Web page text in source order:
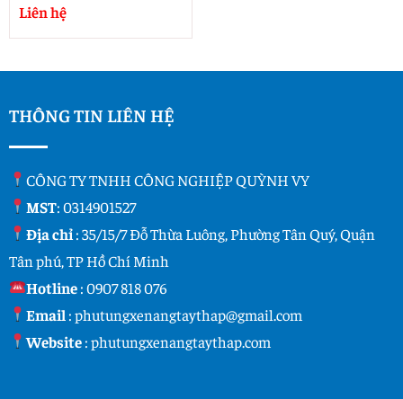
Liên hệ
THÔNG TIN LIÊN HỆ
CÔNG TY TNHH CÔNG NGHIỆP QUỲNH VY
MST: 0314901527
Địa chỉ: 35/15/7 Đỗ Thừa Luông, Phường Tân Quý, Quận
Tân phú, TP Hồ Chí Minh
Hotline:0907 818 076
Email :phutungxenangtaythap@gmail.com
Website:phutungxenangtaythap.com